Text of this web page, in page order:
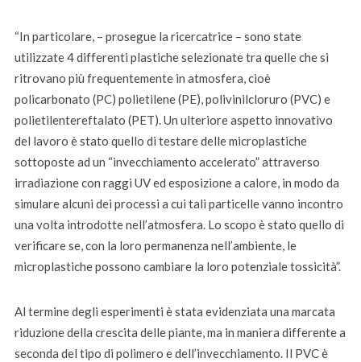
“In particolare, – prosegue la ricercatrice – sono state
utilizzate 4 differenti plastiche selezionate tra quelle che si
ritrovano più frequentemente in atmosfera, cioè
policarbonato (PC) polietilene (PE), polivinilcloruro (PVC) e
polietilentereftalato (PET). Un ulteriore aspetto innovativo
del lavoro è stato quello di testare delle microplastiche
sottoposte ad un “invecchiamento accelerato” attraverso
irradiazione con raggi UV ed esposizione a calore, in modo da
simulare alcuni dei processi a cui tali particelle vanno incontro
una volta introdotte nell’atmosfera. Lo scopo è stato quello di
verificare se, con la loro permanenza nell’ambiente, le
microplastiche possono cambiare la loro potenziale tossicità”.
Al termine degli esperimenti è stata evidenziata una marcata
riduzione della crescita delle piante, ma in maniera differente a
seconda del tipo di polimero e dell’invecchiamento. Il PVC è